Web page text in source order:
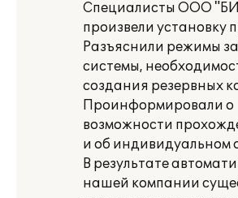
Специалисты ООО
произвели установку
Разъяснили режимы
системы,
создания резервных
Проинформировали о
возможности
и об индивидуальном
В результате
нашей компании